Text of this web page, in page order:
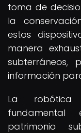
toma de
la
estos
manera
subterráneos,
información
La robótica
patrimonio